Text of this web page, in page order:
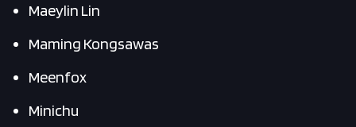
Maeylin Lin
Maming Kongsawas
Meenfox
Minichu